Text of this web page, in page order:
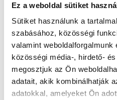
Ez a weboldal sütiket
Sütiket használunk a
szabásához, közösségi
valamint
közösségi média-, hirdető-
megosztjuk az Ön
adatait, akik kombinálhatják
adatokkal, amelyeket Ön
Termékinformáció
Dokumentumok(1)